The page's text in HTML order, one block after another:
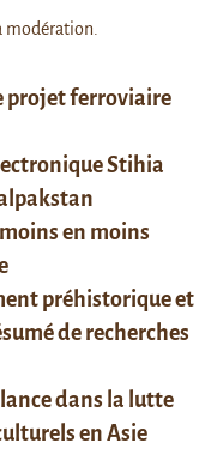
projet ferroviaire
Stihia
en moins
préhistorique et
de recherches
dans la lutte
en Asie
modération.